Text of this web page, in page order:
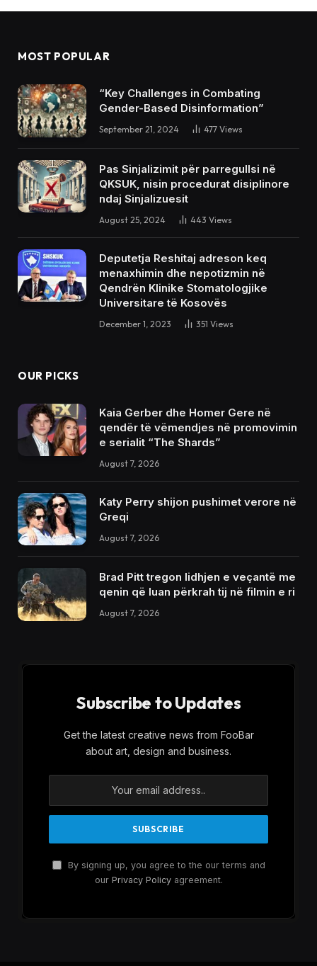
MOST POPULAR
“Key Challenges in Combating
Gender-Based Disinformation”
September 21, 2024 477 Views
Pas Sinjalizimit për parregullsi në
QKSUK, nisin procedurat disiplinore
ndaj Sinjalizuesit
August 25, 2024 443 Views
Deputetja Reshitaj adreson keq
menaxhimin dhe nepotizmin në
Qendrën Klinike Stomatologjike
Universitare të Kosovës
December 1, 2023 351 Views
OUR PICKS
Kaia Gerber dhe Homer Gere në
qendër të vëmendjes në promovimin
e serialit “The Shards”
August 7, 2026
Katy Perry shijon pushimet verore në
Greqi
August 7, 2026
Brad Pitt tregon lidhjen e veçantë me
qenin që luan përkrah tij në filmin e ri
August 7, 2026
Subscribe to Updates
Get the latest creative news from FooBar
about art, design and business.
By signing up, you agree to the our terms and
our Privacy Policyagreement.